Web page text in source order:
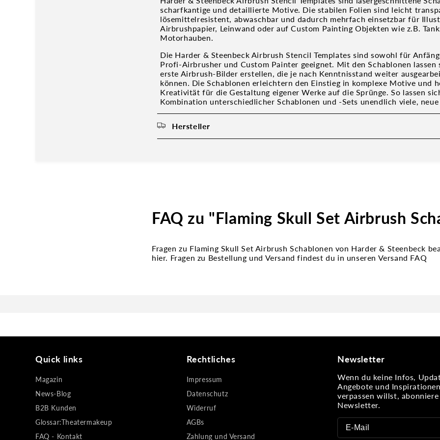
scharfkantige und detaillierte Motive. Die stabilen Folien sind leicht
lösemittelresistent, abwaschbar und dadurch mehrfach einsetzbar für
Airbrushpapier, Leinwand oder auf Custom Painting Objekten wie z.B.
Motorhauben.
Die Harder & Steenbeck Airbrush Stencil Templates sind sowohl für
Profi-Airbrusher und Custom Painter geeignet. Mit den Schablonen lassen
erste Airbrush-Bilder erstellen, die je nach Kenntnisstand weiter
können. Die Schablonen erleichtern den Einstieg in komplexe Motive und
Kreativität für die Gestaltung eigener Werke auf die Sprünge. So lassen
Kombination unterschiedlicher Schablonen und -Sets unendlich viele,
Hersteller
FAQ zu "Flaming Skull Set Airbrush
Fragen zu Flaming Skull Set Airbrush Schablonen von Harder & Steenbeck
hier. Fragen zu Bestellung und Versand findest du in unseren Versand FAQ
Quick links
Magazin
News-Blog
B2B Kunden
Glossar:Theatermakeup
FAQ - Kontakt
Rechtliches
Impressum
Datenschutz
Widerruf
AGBs
Zahlung und Versand
Newsletter
Wenn du keine Infos,
Angebote und
verpassen willst,
Newsletter.